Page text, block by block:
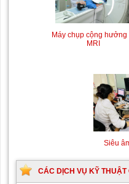
Siêu âm Doppler
sọ
Siêu
CÁC DỊCH VỤ KỸ THUẬT